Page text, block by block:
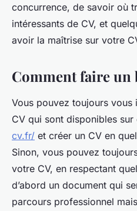
concurrence, de savoir où
intéressants de CV, et
avoir la maîtrise sur votre
Comment faire un
Vous pouvez toujours vous
CV qui sont disponibles sur
cv.fr/ et créer un CV en
Sinon, vous pouvez
votre CV, en respectant
d’abord un document qui
parcours professionnel